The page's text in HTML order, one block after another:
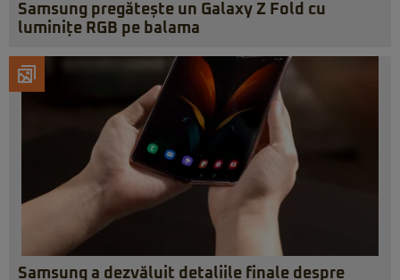
Samsung pregătește un Galaxy Z Fold cu
luminițe RGB pe balama
Samsung a dezvăluit detaliile finale despre